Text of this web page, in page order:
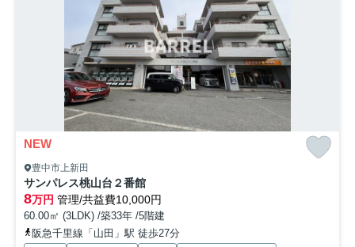
NEW
豊中市上新田
サンパレス桃山台２番館
8万円 管理/共益費10,000円
60.00㎡ (3LDK) /築33年 /5階建
阪急千里線「山田」駅 徒歩27分